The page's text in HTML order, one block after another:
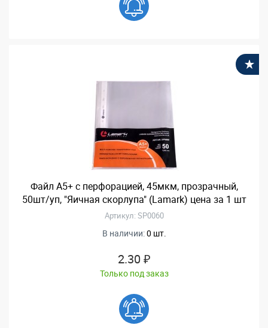
Файл А5+ с перфорацией, 45мкм, прозрачный,
50шт/уп, "Яичная скорлупа" (Lamark) цена за 1 шт
Артикул: SP0060
В наличии:0 шт.
2.30 ₽
Только под заказ